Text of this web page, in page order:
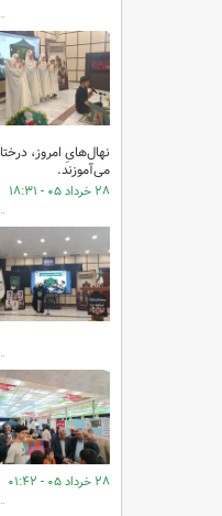
نهال‌هایِ امروز،
می‌آموزند.
۲۸ خرداد ۰۵ - ۱۸:۳۱
۲۸ خرداد ۰۵ - ۰۱:۴۲